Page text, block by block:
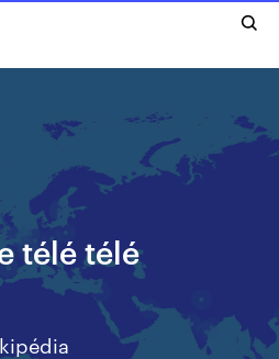
télé télé